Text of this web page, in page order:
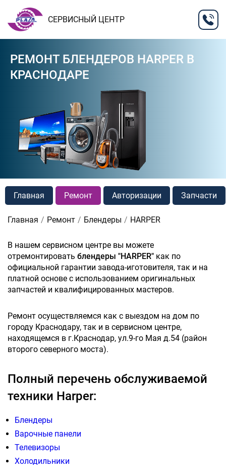
СЕРВИСНЫЙ ЦЕНТР
РЕМОНТ БЛЕНДЕРОВ HARPER В
КРАСНОДАРЕ
Главная Ремонт Авторизации Запчасти
Главная Ремонт Блендеры HARPER
В нашем сервисном центре вы можете
отремонтировать блендеры "HARPER" как по
официальной гарантии завода-иготовителя, так и на
платной основе с использованием оригинальных
запчастей и квалифицированных мастеров.
Ремонт осуществляемся как с выездом на дом по
городу Краснодару, так и в сервисном центре,
находящемся в г.Краснодар, ул.9-го Мая д.54 (район
второго северного моста).
Полный перечень обслуживаемой
техники Harper:
Блендеры
Варочные панели
Телевизоры
Холодильники